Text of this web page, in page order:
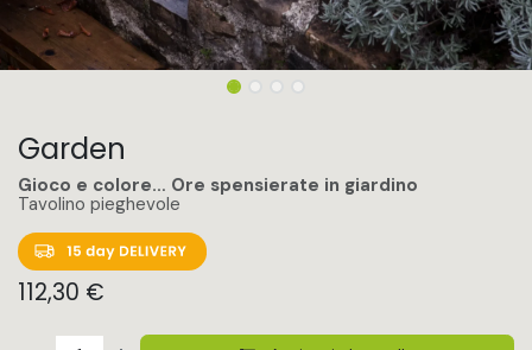
Garden
Gioco e colore… Ore spensierate in giardino
Tavolino pieghevole
112,30 €